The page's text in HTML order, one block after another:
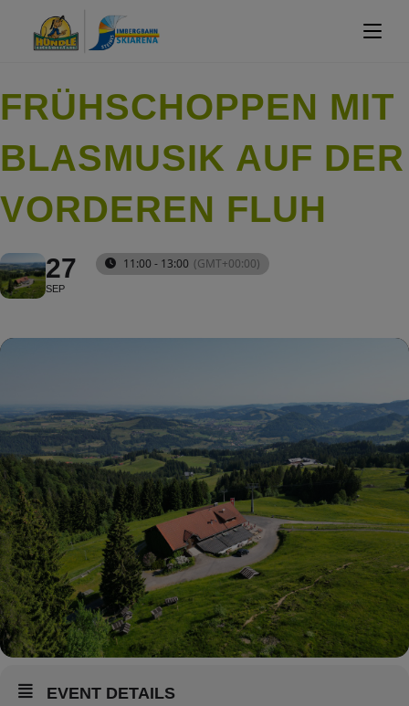
FRÜHSCHOPPEN MIT
BLASMUSIK AUF DER
VORDEREN FLUH
27
SEP
11:00 - 13:00 (GMT+00:00)
EVENT DETAILS